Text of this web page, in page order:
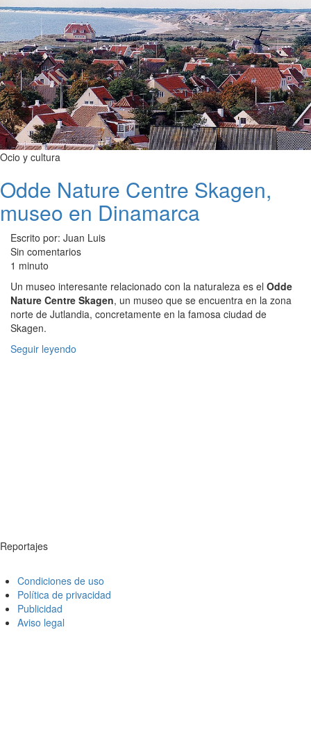
Ocio y cultura
Odde Nature Centre Skagen,
museo en Dinamarca
Escrito por: Juan Luis
Sin comentarios
1 minuto
Un museo interesante relacionado con la naturaleza es el Odde
Nature Centre Skagen, un museo que se encuentra en la zona
norte de Jutlandia, concretamente en la famosa ciudad de
Skagen.
Seguir leyendo
Reportajes
Condiciones de uso
Política de privacidad
Publicidad
Aviso legal